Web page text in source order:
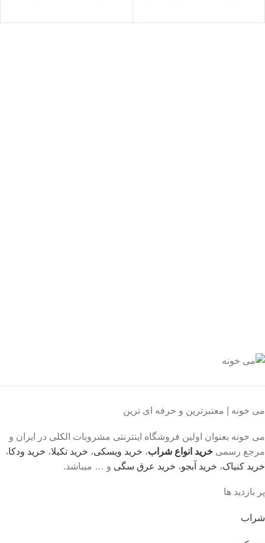
می خونه | معتبرترین و حرفه ای ترین
می خونه بعنوان اولین فروشگاه اینترنتی مشروبات الکلی در ایران و
مرجع رسمی خرید انواع شراب، خرید ویسکی، خرید تکیلا، خرید ودکا،
خرید کنیاک، خرید آبجو، خرید عرق سگی و … میباشد.
پر بازدید ها
شراب